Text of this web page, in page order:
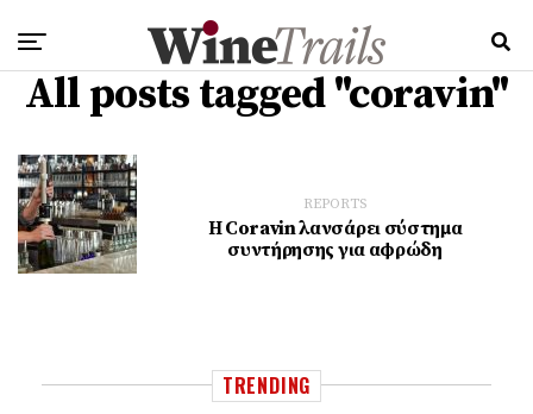
All posts tagged "coravin"
REPORTS
Η Coravin λανσάρει σύστημα
συντήρησης για αφρώδη
TRENDING